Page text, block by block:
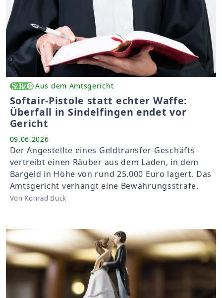
Aus dem Amtsgericht
Softair-Pistole statt echter Waffe:
Überfall in Sindelfingen endet vor
Gericht
09.06.2026
Der Angestellte eines Geldtransfer-Geschäfts
vertreibt einen Räuber aus dem Laden, in dem
Bargeld in Höhe von rund 25.000 Euro lagert. Das
Amtsgericht verhängt eine Bewährungsstrafe.
Von Konrad Buck